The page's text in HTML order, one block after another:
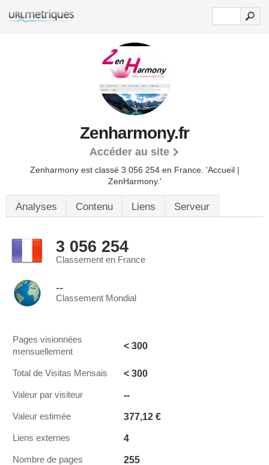
Zenharmony.fr
Accéder au site
Zenharmony est classé 3 056 254 en France. 'Accueil |
ZenHarmony.'
Analyses Contenu Liens Serveur
3 056 254
Classement en France
--
Classement Mondial
Pages visionnées
mensuellement
< 300
Total de Visitas Mensais < 300
Valeur par visiteur --
Valeur estimée 377,12 €
Liens externes 4
Nombre de pages 255